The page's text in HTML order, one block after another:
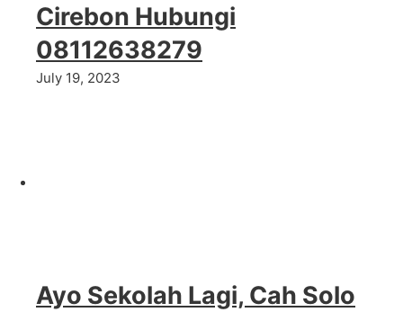
Cirebon Hubungi
08112638279
July 19, 2023
Ayo Sekolah Lagi, Cah Solo